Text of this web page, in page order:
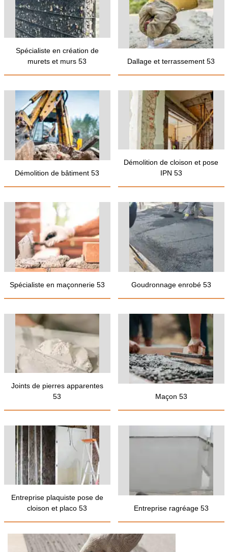
Spécialiste en création de
murets et murs 53
Dallage et terrassement 53
Démolition de bâtiment 53
Démolition de cloison et pose
IPN 53
Spécialiste en maçonnerie 53 Goudronnage enrobé 53
Joints de pierres apparentes
53
Maçon 53
Entreprise plaquiste pose de
cloison et placo 53
Entreprise ragréage 53